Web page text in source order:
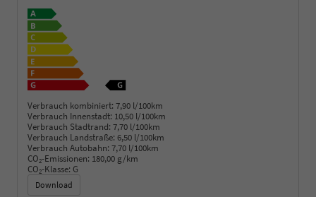
Verbrauch kombiniert: 7,90 l/100km
Verbrauch Innenstadt: 10,50 l/100km
Verbrauch Stadtrand: 7,70 l/100km
Verbrauch Landstraße: 6,50 l/100km
Verbrauch Autobahn: 7,70 l/100km
CO2-Emissionen: 180,00 g/km
CO2-Klasse: G
Download